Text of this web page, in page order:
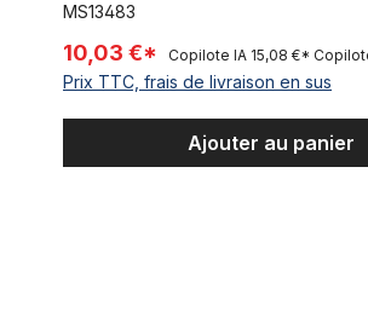
MS13483
10,03 €* Copilote IA 15,08 €*
Prix TTC, frais de livraison en sus
Ajouter au panier